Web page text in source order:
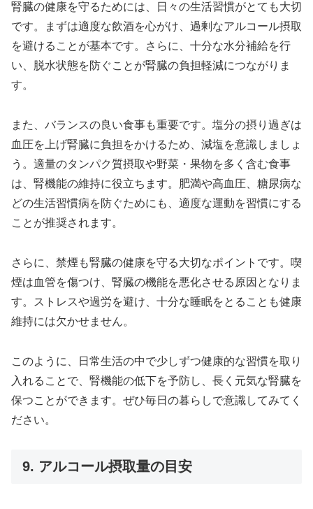
腎臓の健康を守るためには、日々の生活習慣がとても大切
です。まずは適度な飲酒を心がけ、過剰なアルコール摂取
を避けることが基本です。さらに、十分な水分補給を行
い、脱水状態を防ぐことが腎臓の負担軽減につながりま
す。
また、バランスの良い食事も重要です。塩分の摂り過ぎは
血圧を上げ腎臓に負担をかけるため、減塩を意識しましょ
う。適量のタンパク質摂取や野菜・果物を多く含む食事
は、腎機能の維持に役立ちます。肥満や高血圧、糖尿病な
どの生活習慣病を防ぐためにも、適度な運動を習慣にする
ことが推奨されます。
さらに、禁煙も腎臓の健康を守る大切なポイントです。喫
煙は血管を傷つけ、腎臓の機能を悪化させる原因となりま
す。ストレスや過労を避け、十分な睡眠をとることも健康
維持には欠かせません。
このように、日常生活の中で少しずつ健康的な習慣を取り
入れることで、腎機能の低下を予防し、長く元気な腎臓を
保つことができます。ぜひ毎日の暮らしで意識してみてく
ださい。
9. アルコール摂取量の目安